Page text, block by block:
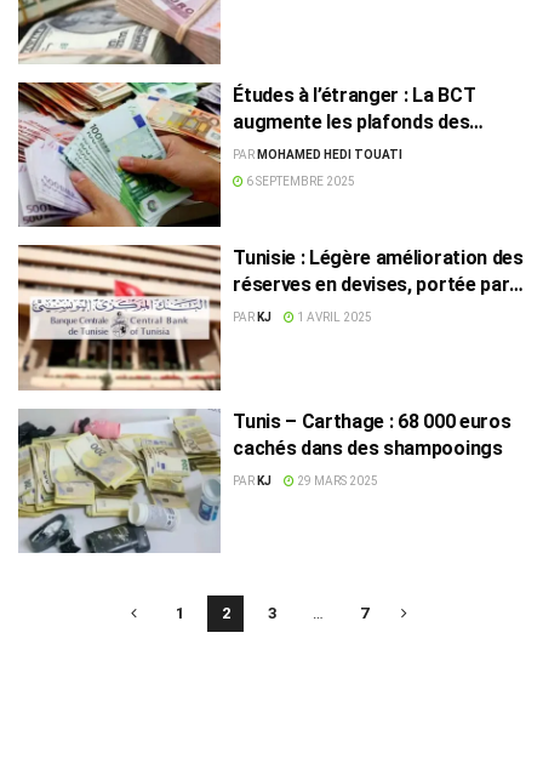
Études à l’étranger : La BCT
augmente les plafonds des
transferts en devises
PAR MOHAMED HEDI TOUATI
6 SEPTEMBRE 2025
Tunisie : Légère amélioration des
réserves en devises, portée par
les transferts des expatriés
PAR KJ 1 AVRIL 2025
Tunis – Carthage : 68 000 euros
cachés dans des shampooings
PAR KJ 29 MARS 2025
1 2 3 … 7